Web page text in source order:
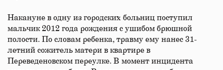
Накануне в одну из городских больниц поступил
мальчик 2012 года рождения с ушибом брюшной
полости. По словам ребенка, травму ему нанес 31-
летний сожитель матери в квартире в
Переведеновском переулке. В момент инцидента